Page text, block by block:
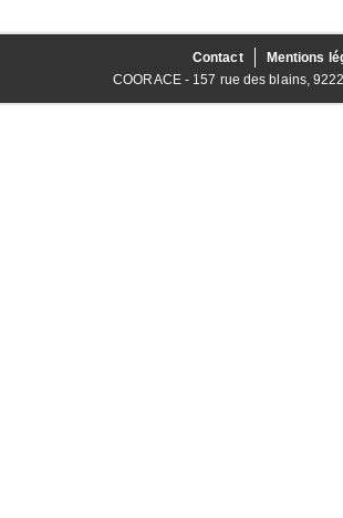
Contact Mentions
COORACE - 157 rue des blains,